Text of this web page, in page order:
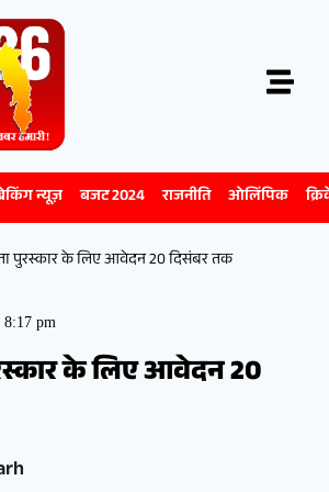
न्यूज़ बजट 2024 राजनीति ओलिंपिक
पुरस्कार के लिए आवेदन 20 दिसंबर तक
8:17 pm
के लिए आवेदन 20